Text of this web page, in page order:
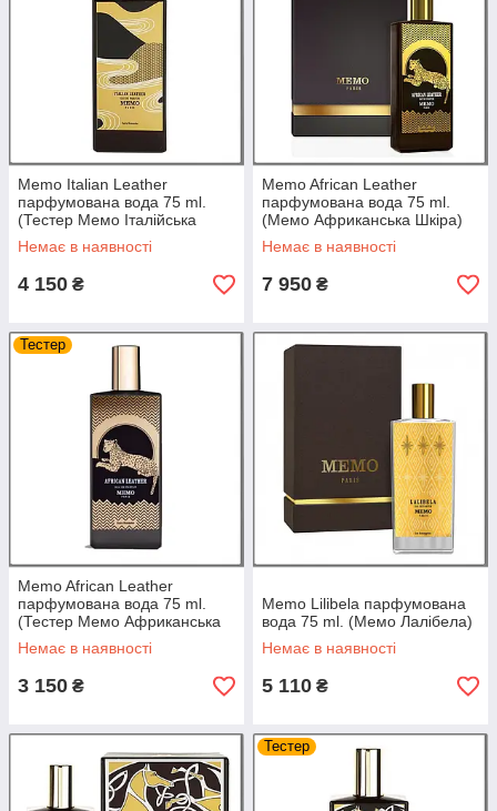
Memo Italian Leather
парфумована вода 75 ml.
(Тестер Мемо Італійська
Кожа)
Немає в наявності
4 150 ₴
Memo African Leather
парфумована вода 75 ml.
(Мемо Африканська Шкіра)
Немає в наявності
7 950 ₴
Тестер
Memo African Leather
парфумована вода 75 ml.
(Тестер Мемо Африканська
Кожа)
Немає в наявності
3 150 ₴
Memo Lilibela парфумована
вода 75 ml. (Мемо Лалібела)
Немає в наявності
5 110 ₴
Тестер